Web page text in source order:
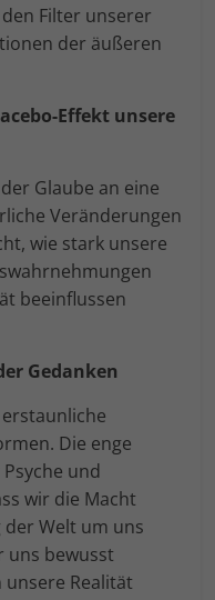
Filter unserer
der äußeren
Effekt unsere
Glaube an eine
Veränderungen
wie stark unsere
beeinflussen
Gedanken
Die enge
und
wir die Macht
Welt um uns
uns bewusst
unsere Realität